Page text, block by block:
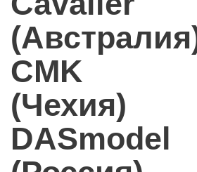
CMK
(Чехия)
DASmodel